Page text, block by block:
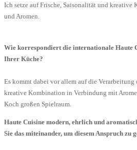
Ich setze auf Frische, Saisonalität und kreative
und Aromen.
Wie korrespondiert die internationale Haute
Ihrer Küche?
Es kommt dabei vor allem auf die Verarbeitung
kreative Kombination in Verbindung mit
Koch großen Spielraum.
Haute Cuisine modern, ehrlich und
Sie das miteinander, um diesem Anspruch zu